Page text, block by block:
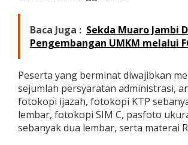
a
h
2
0
2
K
e
Baca Juga : Sekda Muaro Jambi
Pengembangan UMKM melalui
Peserta yang berminat diwajibkan
sejumlah persyaratan administrasi,
fotokopi ijazah, fotokopi KTP
lembar, fotokopi SIM C, pasfoto
sebanyak dua lembar, serta materai